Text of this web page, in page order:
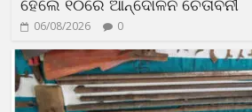
ହେଲେ ୧୦ରେ ଆନ୍ଦୋଳନ ଚେତାବନୀ
06/08/2026 0